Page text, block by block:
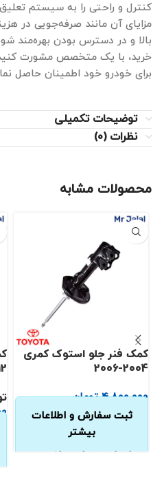
کنترل و راحتی را به سیستم تعلیق
مزایای آن مانند صرفه‌جویی در
بالا و در دسترس بودن بهره‌مند
خرید، با یک متخصص مشورت
برای خودرو خود اطمینان حاصل
توضیحات تکمیلی
نظرات (0)
محصولات مشابه
کمک فنر جلو استوک کمری
2004-2006
۴,۸۰۰,۰۰۰ تومان
ثبت سفارش و اطلاعات
بیشتر
از طریق تماس تلفنی و